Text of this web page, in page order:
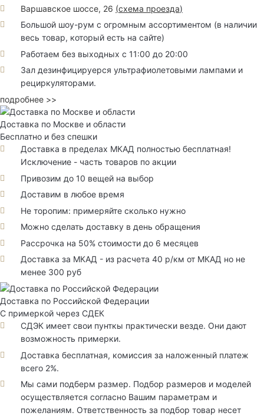
Варшавское шоссе, 26 (схема проезда)
Большой шоу-рум с огромным ассортиментом (в наличии
весь товар, который есть на сайте)
Работаем без выходных с 11:00 до 20:00
Зал дезинфицируерся ультрафиолетовыми лампами и
рециркуляторами.
подробнее >>
Доставка по Москве и области
Бесплатно и без спешки
Доставка в пределах МКАД полностью бесплатная!
Исключение - часть товаров по акции
Привозим до 10 вещей на выбор
Доставим в любое время
Не торопим: примеряйте сколько нужно
Можно сделать доставку в день обращения
Рассрочка на 50% стоимости до 6 месяцев
Доставка за МКАД - из расчета 40 р/км от МКАД но не
менее 300 руб
Доставка по Российской Федерации
С примеркой через СДЕК
СДЭК имеет свои пунткы практически везде. Они дают
возможность примерки.
Доставка бесплатная, комиссия за наложенный платеж
всего 2%.
Мы сами подберм размер. Подбор размеров и моделей
осуществляется согласно Вашим параметрам и
пожеланиям. Ответственность за подбор товар несет